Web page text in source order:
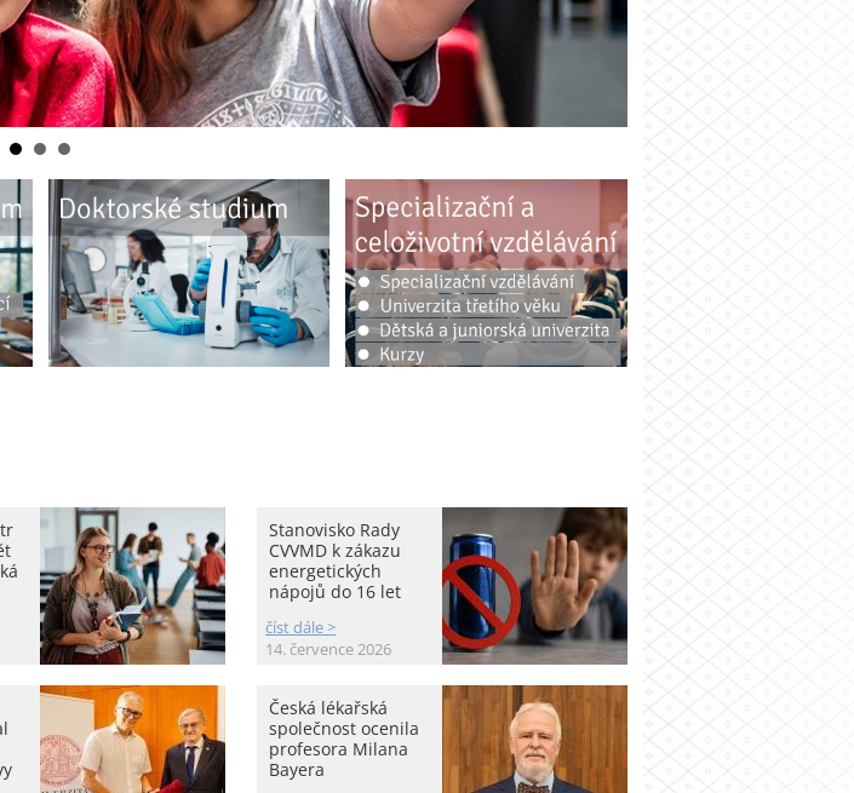
Stanovisko Rady
CVVMD k zákazu
energetických
nápojů do 16 let
číst dále >
14. července 2026
Česká lékařská
společnost ocenila
profesora Milana
Bayera